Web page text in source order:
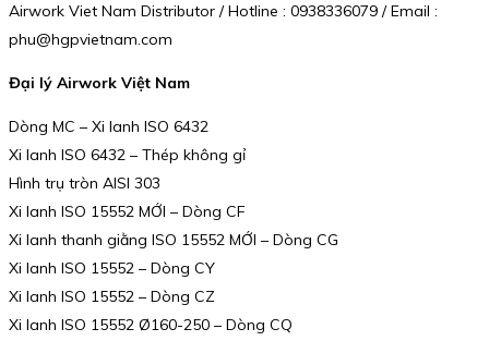
Airwork Viet Nam Distributor / Hotline : 0938336079 / Email :
phu@hgpvietnam.com
Đại lý Airwork Việt Nam
Dòng MC – Xi lanh ISO 6432
Xi lanh ISO 6432 – Thép không gỉ
Hình trụ tròn AISI 303
Xi lanh ISO 15552 MỚI – Dòng CF
Xi lanh thanh giằng ISO 15552 MỚI – Dòng CG
Xi lanh ISO 15552 – Dòng CY
Xi lanh ISO 15552 – Dòng CZ
Xi lanh ISO 15552 Ø160-250 – Dòng CQ